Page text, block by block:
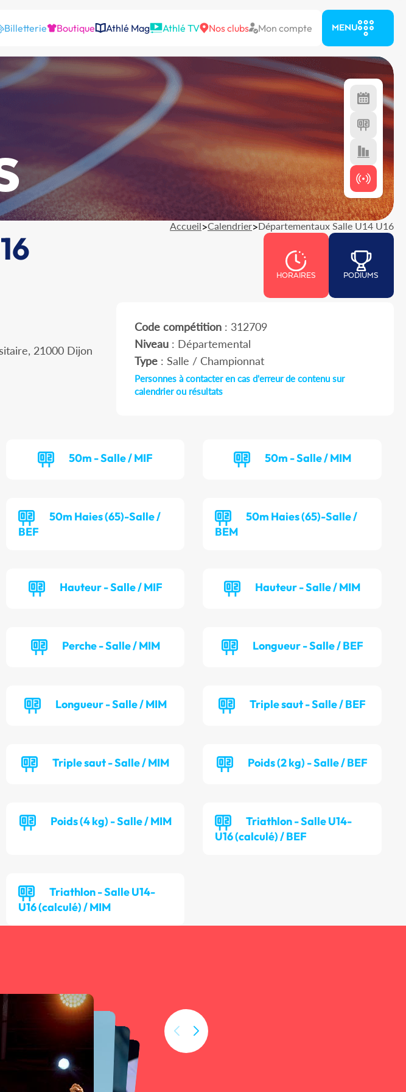
Billetterie Boutique Athlé Mag Athlé TV Nos clubs Mon compte MENU
Accueil>Calendrier>Départementaux Salle U14 U16
HORAIRES PODIUMS
21000 Dijon
Code compétition: 312709
Niveau: Départemental
Type: Salle / Championnat
Personnes à contacter en cas d'erreur de contenu sur
calendrier ou résultats
50m - Salle / MIF 50m - Salle / MIM
50m Haies (65)-Salle /
BEF
50m Haies (65)-Salle /
BEM
Hauteur - Salle / MIF Hauteur - Salle / MIM
Perche - Salle / MIM Longueur - Salle / BEF
Longueur - Salle / MIM Triple saut - Salle / BEF
Triple saut - Salle / MIM Poids (2 kg) - Salle / BEF
Poids (4 kg) - Salle / MIM
Triathlon - Salle U14-
U16 (calculé) / BEF
Triathlon - Salle U14-
U16 (calculé) / MIM